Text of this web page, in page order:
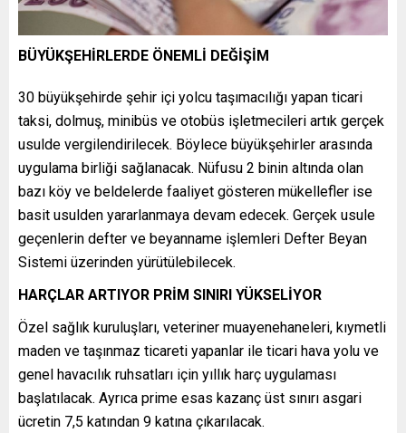
BÜYÜKŞEHİRLERDE ÖNEMLİ DEĞİŞİM
30 büyükşehirde şehir içi yolcu taşımacılığı yapan ticari
taksi, dolmuş, minibüs ve otobüs işletmecileri artık gerçek
usulde vergilendirilecek. Böylece büyükşehirler arasında
uygulama birliği sağlanacak. Nüfusu 2 binin altında olan
bazı köy ve beldelerde faaliyet gösteren mükellefler ise
basit usulden yararlanmaya devam edecek. Gerçek usule
geçenlerin defter ve beyanname işlemleri Defter Beyan
Sistemi üzerinden yürütülebilecek.
HARÇLAR ARTIYOR PRİM SINIRI YÜKSELİYOR
Özel sağlık kuruluşları, veteriner muayenehaneleri, kıymetli
maden ve taşınmaz ticareti yapanlar ile ticari hava yolu ve
genel havacılık ruhsatları için yıllık harç uygulaması
başlatılacak. Ayrıca prime esas kazanç üst sınırı asgari
ücretin 7,5 katından 9 katına çıkarılacak.